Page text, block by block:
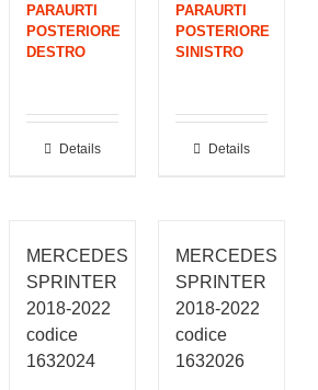
PARAURTI
POSTERIORE
DESTRO
Details
PARAURTI
POSTERIORE
SINISTRO
Details
MERCEDES
SPRINTER
2018-2022
codice
1632024
MERCEDES
SPRINTER
2018-2022
codice
1632026